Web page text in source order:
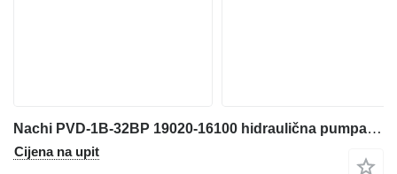
Nachi PVD-1B-32BP 19020-16100 hidraulična pumpa za Takeuchi TB135 TB138FR mini bagera
Cijena na upit